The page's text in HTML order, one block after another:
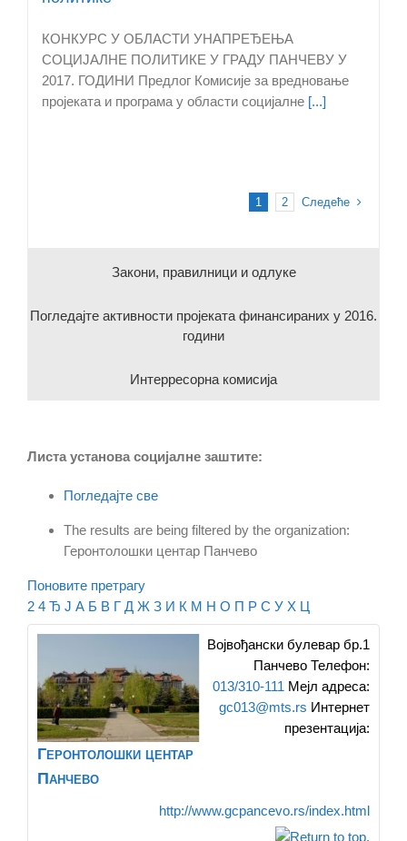
КОНКУРС У ОБЛАСТИ УНАПРЕЂЕЊА
СОЦИЈАЛНЕ ПОЛИТИКЕ У ГРАДУ ПАНЧЕВУ У
2017. ГОДИНИ Предлог Комисије за вредновање
пројеката и програма у области социјалне [...]
1 2 Следеће
Закони, правилници и одлуке
Погледајте активности пројеката финансираних у 2016.
години
Интерресорна комисија
Листа установа социјалне заштите:
Погледајте све
The results are being filtered by the organization:
Геронтолошки центар Панчево
Поновите претрагу
2 4 Ђ Ј А Б В Г Д Ж З И К М Н О П Р С У Х Ц
Геронтолошки центар
Панчево
Војвођански булевар бр.1
Панчево Телефон:
013/310-111 Мејл адреса:
gc013@mts.rs Интернет
презентација:
http://www.gcpancevo.rs/index.html